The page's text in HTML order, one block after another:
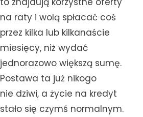
na raty i wolą spłacać coś
przez kilka lub kilkanaście
miesięcy, niż wydać
jednorazowo większą sumę.
Postawa ta już nikogo
nie dziwi, a życie na kredyt
stało się czymś normalnym.